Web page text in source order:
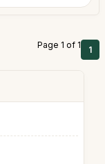
Page 1 of 1 1